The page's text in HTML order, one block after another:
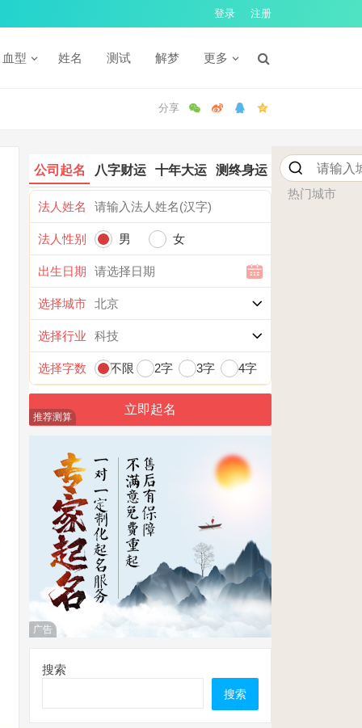
登录 注册
血型 姓名 测试 解梦 更多
公司起名 八字财运 十年大运 测终身运
法人姓名
法人性别 男 女
出生日期
选择城市
选择行业
选择字数 不限 2字 3字 4字
热门城市
推荐测算
广告
搜索
搜索